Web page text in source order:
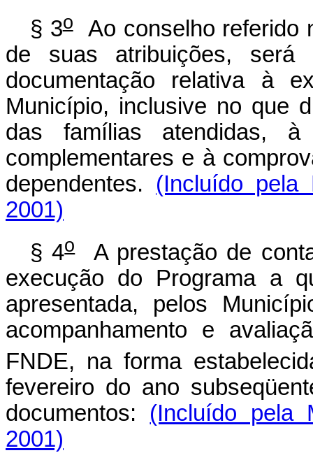
§ 3oAo conselho referido
de suas atribuições,
documentação relativa à
Município, inclusive no que
das famílias atendidas,
complementares e à
dependentes. (Incluído pela
2001)
§ 4oA prestação de
execução do Programa a
apresentada, pelos
acompanhamento e
FNDE, na forma
fevereiro do ano
documentos: (Incluído pela
2001)